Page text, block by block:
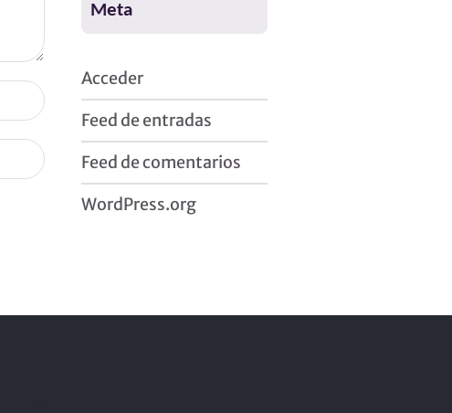
Meta
Acceder
Feed de entradas
Feed de comentarios
WordPress.org